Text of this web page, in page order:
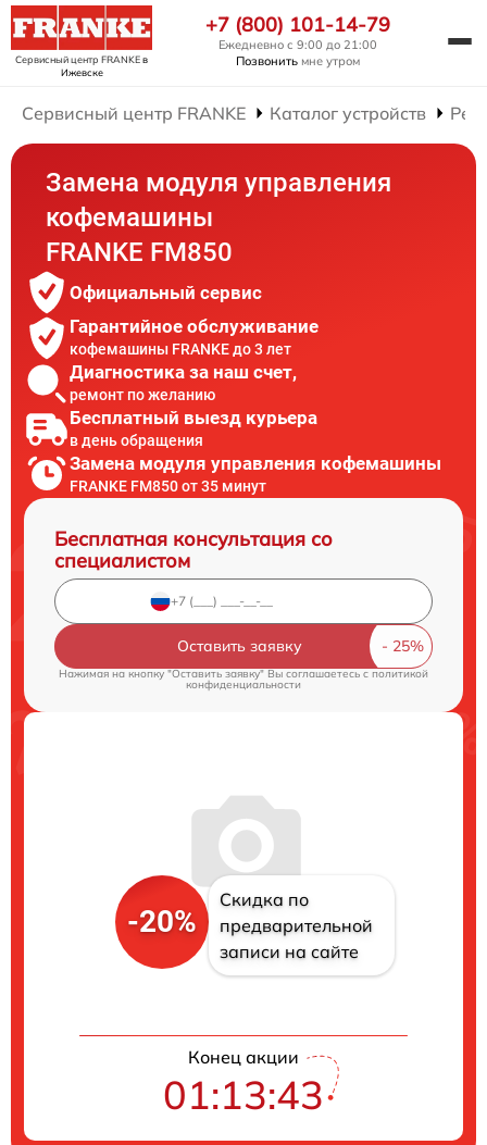
Сервисный центр FRANKEв
Ижевске
+7 (800) 101-14-79
Ежедневно с 9:00 до 21:00
Позвонить мне утром
Сервисный центр FRANKE Каталог устройств
Замена модуля управления
кофемашины
FRANKE FM850
Официальный сервис
Гарантийное обслуживание
кофемашины FRANKE до 3 лет
Диагностика за наш счет,
ремонт по желанию
Бесплатный выезд курьера
в день обращения
Замена модуля управления кофемашины
FRANKE FM850 от 35 минут
Бесплатная консультация со
специалистом
Оставить заявку
Нажимая на кнопку "Оставить заявку" Вы соглашаетесь cполитикой
конфиденциальности
-20%
Скидка по
предварительной
записи на сайте
Конец акции
01:13:42